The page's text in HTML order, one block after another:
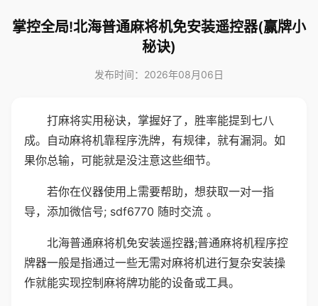
掌控全局!北海普通麻将机免安装遥控器(赢牌小
秘诀)
发布时间：2026年08月06日
打麻将实用秘诀，掌握好了，胜率能提到七八
成。自动麻将机靠程序洗牌，有规律，就有漏洞。如
果你总输，可能就是没注意这些细节。
若你在仪器使用上需要帮助，想获取一对一指
导，添加微信号; sdf6770 随时交流 。
北海普通麻将机免安装遥控器;普通麻将机程序控
牌器一般是指通过一些无需对麻将机进行复杂安装操
作就能实现控制麻将牌功能的设备或工具。